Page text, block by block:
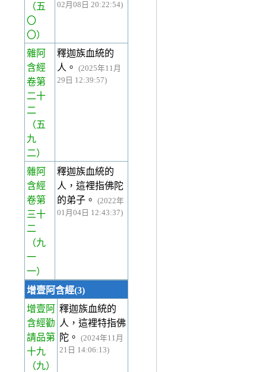
（五
〇
〇）
02月08日 20:22:54)
雜阿
含經
卷第
二十
二
（五
九
二）
釋迦族血統的
人。
(2025年11月
29日 12:39:57)
雜阿
含經
卷第
三十
二
（九
一
一）
釋迦族血統的
人，這裡指佛陀
的弟子。
(2022年
01月04日 12:43:37)
增壹阿含經(3)
增壹阿
含經勸
請品第
十九
（九）
釋迦族血統的
人，這裡特指佛
陀。
(2024年11月
21日 14:06:13)